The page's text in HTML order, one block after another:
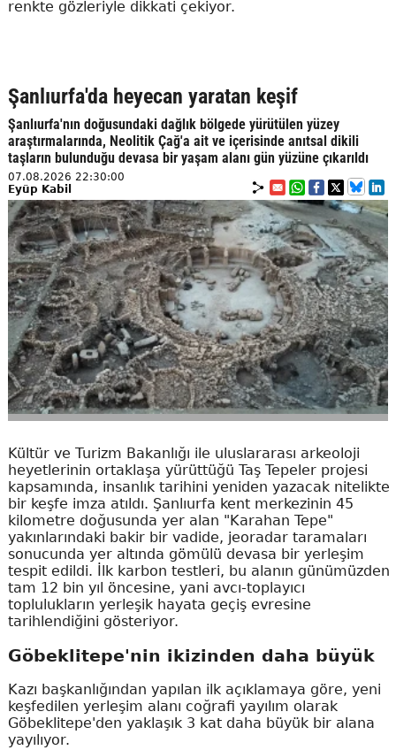
renkte gözleriyle dikkati çekiyor.
Şanlıurfa'da heyecan yaratan keşif
Şanlıurfa'nın doğusundaki dağlık bölgede yürütülen yüzey
araştırmalarında, Neolitik Çağ'a ait ve içerisinde anıtsal dikili
taşların bulunduğu devasa bir yaşam alanı gün yüzüne çıkarıldı
07.08.2026 22:30:00
Eyüp Kabil
Kültür ve Turizm Bakanlığı ile uluslararası arkeoloji
heyetlerinin ortaklaşa yürüttüğü Taş Tepeler projesi
kapsamında, insanlık tarihini yeniden yazacak nitelikte
bir keşfe imza atıldı. Şanlıurfa kent merkezinin 45
kilometre doğusunda yer alan "Karahan Tepe"
yakınlarındaki bakir bir vadide, jeoradar taramaları
sonucunda yer altında gömülü devasa bir yerleşim
tespit edildi. İlk karbon testleri, bu alanın günümüzden
tam 12 bin yıl öncesine, yani avcı-toplayıcı
toplulukların yerleşik hayata geçiş evresine
tarihlendiğini gösteriyor.
Göbeklitepe'nin ikizinden daha büyük
Kazı başkanlığından yapılan ilk açıklamaya göre, yeni
keşfedilen yerleşim alanı coğrafi yayılım olarak
Göbeklitepe'den yaklaşık 3 kat daha büyük bir alana
yayılıyor.